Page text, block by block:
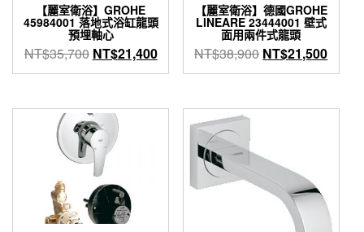
【麗室衛浴】GROHE
45984001 落地式浴缸龍頭
預埋軸心
NT$35,700 原
始
格：
NT$35,700。
NT$21,400目
前
格：
NT$21,400。
【麗室衛浴】德國GROHE
LINEARE 23444001 壁式
面用兩件式龍頭
NT$38,900 原
始
格：
NT$21,500目
前
格：